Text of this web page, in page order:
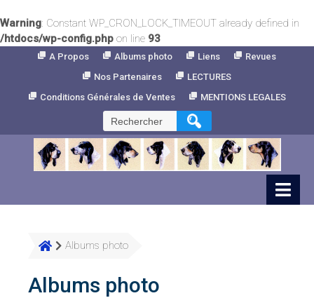
Warning: Constant WP_CRON_LOCK_TIMEOUT already defined in
/htdocs/wp-config.php on line 93
A Propos Albums photo Liens
Revues
Nos Partenaires
LECTURES
Conditions Générales de Ventes
MENTIONS LEGALES
Rechercher :
Albums photo
Albums photo